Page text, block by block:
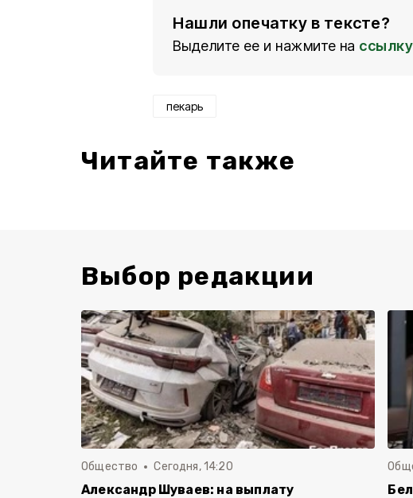
Нашли опечатку в тексте?
Выделите ее и нажмите на ссылку
пекарь
Читайте также
Выбор редакции
Общество Сегодня, 14:20
Александр Шуваев: на выплату